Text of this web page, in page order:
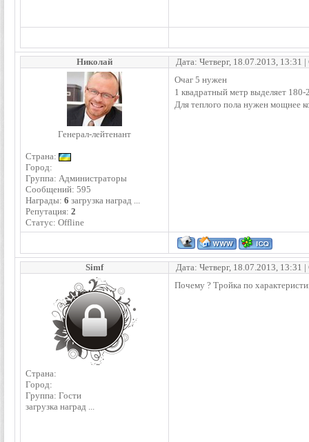
Николай Дата: Четверг, 18.07.2013, 13:31
Генерал-лейтенант
Страна:
Город:
Группа: Администраторы
Сообщений: 595
Награды: 6 загрузка наград ...
Репутация: 2
Статус: Offline
Очаг 5 нужен
1 квадратный метр выделяет 180-
Для теплого пола нужен мощнее
Simf Дата: Четверг, 18.07.2013, 13:31
Страна:
Город:
Группа: Гости
загрузка наград ...
Почему ? Тройка по